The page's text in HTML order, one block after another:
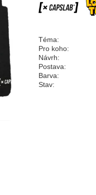
Téma:
Pro koho:
Návrh:
Postava:
Barva:
Stav: